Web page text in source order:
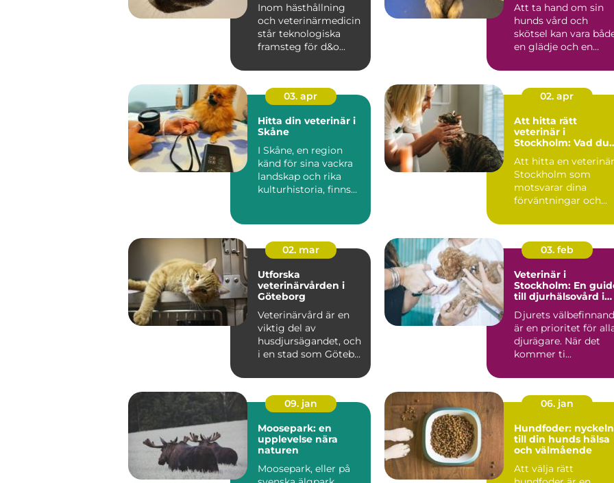
välbefinnande
Inom hästhållning
och veterinärmedicin
står teknologiska
framsteg för d&o...
Att ta hand om sin
hunds vård och
skötsel kan vara
en glädje och en
03. apr
Hitta din veterinär i
Skåne
I Skåne, en region
känd för sina vackra
landskap och rika
kulturhistoria, finns
02. apr
Att hitta rätt
veterinär i
Stockholm: Vad du
Att hitta en
Stockholm som
motsvarar dina
förväntningar och
02. mar
Utforska
veterinärvården i
Göteborg
Veterinärvård är en
viktig del av
husdjursägandet, och
i en stad som Göteb...
03. feb
Veterinär i
Stockholm: En
till djurhälsovård i
Djurets
är en prioritet för
djurägare. När det
kommer ti...
09. jan
Moosepark: en
upplevelse nära
naturen
Moosepark, eller på
06. jan
Hundfoder: nyckeln
till din hunds hälsa
och välmående
Att välja rätt